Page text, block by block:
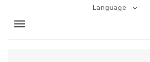
Language